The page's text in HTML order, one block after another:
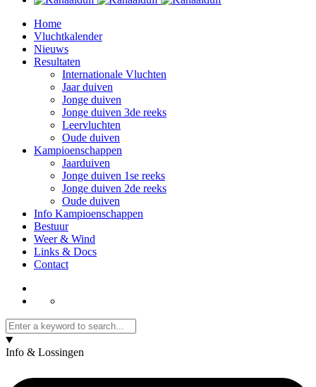
Home
Vluchtkalender
Nieuws
Resultaten
Internationale Vluchten
Jaar duiven
Jonge duiven
Jonge duiven 3de reeks
Leervluchten
Oude duiven
Kampioenschappen
Jaarduiven
Jonge duiven 1se reeks
Jonge duiven 2de reeks
Oude duiven
Info Kampioenschappen
Bestuur
Weer & Wind
Links & Docs
Contact
Info & Lossingen